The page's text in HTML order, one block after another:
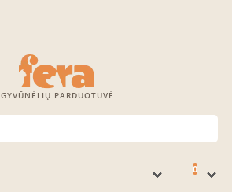
GYVŪNĖLIŲ PARDUOTUVĖ
0